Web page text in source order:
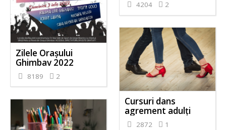
Zilele Orașului
Ghimbav 2022
8189 2
4204 2
Cursuri dans
agrement adulți
2872 1